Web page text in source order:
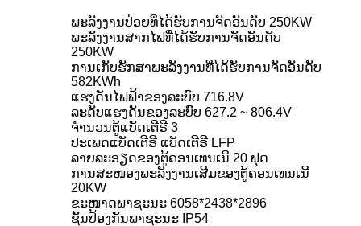
ພະລັງງານປ່ອຍທີ່ໄດ້ຮັບການຈັດອັນດັບ 250KW
ພະລັງງານສາກໄຟທີ່ໄດ້ຮັບການຈັດອັນດັບ
250KW
ການເກັບຮັກສາພະລັງງານທີ່ໄດ້ຮັບການຈັດອັນດັບ
582KWh
ແຮງດັນໄຟຟ້າຂອງລະບົບ 716.8V
ລະດັບແຮງດັນຂອງລະບົບ 627.2 ~ 806.4V
ຈຳນວນຕູ້ແບັດເຕີຣີ 3
ປະເພດແບັດເຕີຣີ ແບັດເຕີຣີ LFP
ລາຍລະອຽດຂອງຕູ້ຄອນເທນເນີ 20 ຟຸດ
ການສະໜອງພະລັງງານເສີມຂອງຕູ້ຄອນເທນເນີ
20KW
ຂະໜາດພາຊະນະ 6058*2438*2896
ຊັ້ນປ້ອງກັນພາຊະນະ IP54